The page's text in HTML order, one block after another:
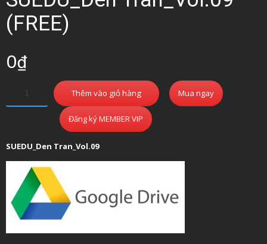
(FREE)
0₫
Thêm vào giỏ hàng Mua ngay
Đăng ký MEMBER VIP
SUEDU_Den Tran_Vol.09